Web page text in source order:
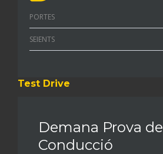
PORTES
SEIENTS
Test Drive
Demana Prova de
Conducció